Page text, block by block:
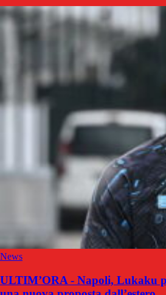
News
ULTIM’ORA - Napoli, Lukaku